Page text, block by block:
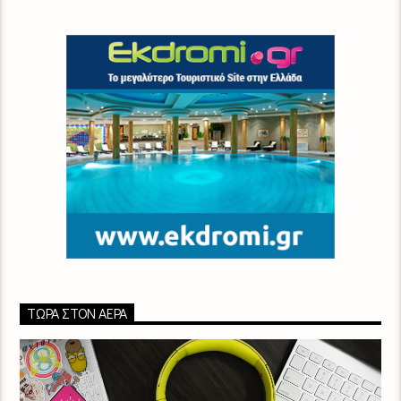
ΤΏΡΑ ΣΤΟΝ ΑΈΡΑ